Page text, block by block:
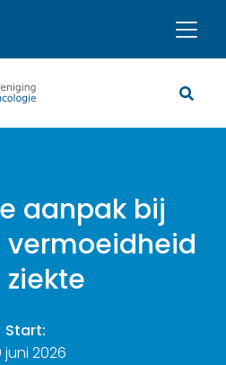
aanpak bij
ziekte
Start:
juni 2026